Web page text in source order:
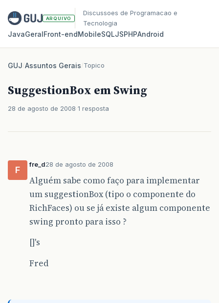
ARQUIVO
Discussoes de Programacao e
Tecnologia
JavaGeralFront‑endMobileSQLJSPHPAndroid
GUJ/Assuntos Gerais/Topico
SuggestionBox em Swing
28 de agosto de 2008 1 resposta
F
fre_d28 de agosto de 2008
Alguém sabe como faço para implementar
um suggestionBox (tipo o componente do
RichFaces) ou se já existe algum componente
swing pronto para isso ?
[]'s
Fred